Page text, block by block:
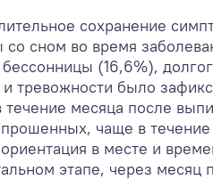
сохранение
сном во время
(16,6%),
и тревожности было
месяца после
чаще в
в месте и
этапе, через